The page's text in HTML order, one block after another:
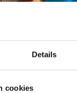
Details
cookies